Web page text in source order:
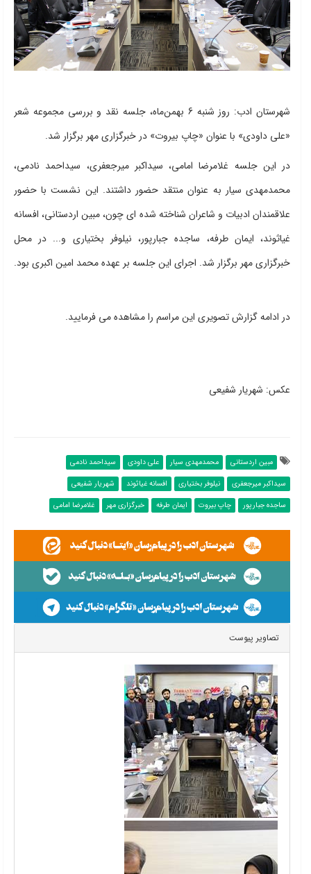
شهرستان ادب: روز شنبه 6 بهمن‌ماه، جلسه نقد و بررسی مجموعه شعر
«علی داودی» با عنوان «چاپ بیروت» در خبرگزاری مهر برگزار شد.
در این جلسه غلامرضا امامی، سیداکبر میرجعفری، سیداحمد نادمی،
محمدمهدی سیار به عنوان منتقد حضور داشتند. این نشست با حضور
علاقمندان ادبیات و شاعران شناخته شده ای چون، مبین اردستانی، افسانه
غیاثوند، ایمان طرفه، ساجده جبارپور، نیلوفر بختیاری و... در محل
خبرگزاری مهر برگزار شد. اجرای این جلسه بر عهده محمد امین اکبری بود.
در ادامه گزارش تصویری این مراسم را مشاهده می فرمایید.
عکس: شهریار شفیعی
مبین اردستانی محمدمهدی سیار علی داودی
سیداحمد نادمی
سیداکبر میرجعفری
نیلوفر بختیاری افسانه غیاثوند
شهریار شفیعی
ساجده جبارپور
چاپ بیروت ایمان طرفه خبرگزاری مهر غلامرضا امامی
تصاویر پیوست